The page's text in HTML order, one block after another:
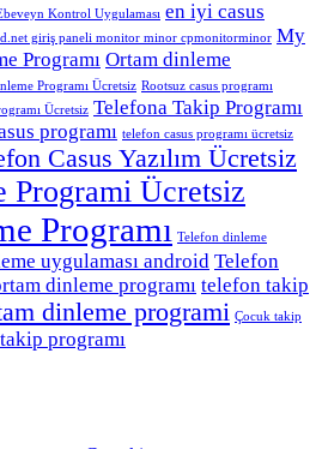
Kontrol Uygulaması en iyi casus
giriş paneli monitor minor cpmonitorminor My
Programı Ortam dinleme
Programı Ücretsiz Rootsuz casus programı
Ücretsiz Telefona Takip Programı
programı telefon casus programı ücretsiz
Casus Yazılım Ücretsiz
Programi Ücretsiz
Programı Telefon dinleme
uygulaması android Telefon
dinleme programı telefon takip
dinleme programi Çocuk takip
programı